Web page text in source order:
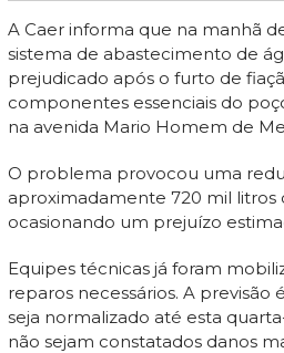
A Caer informa que na manhã
sistema de abastecimento de
prejudicado após o furto de
componentes essenciais do
na avenida Mario Homem de
O problema provocou uma
aproximadamente 720 mil litros
ocasionando um prejuízo
Equipes técnicas já foram
reparos necessários. A
seja normalizado até esta
não sejam constatados danos